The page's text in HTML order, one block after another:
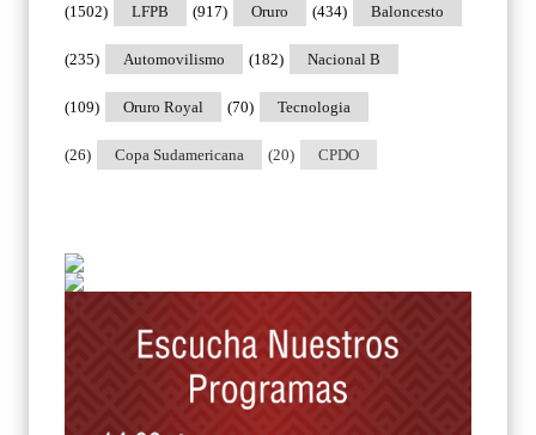
LFPB
(1502) Oruro
(917) Baloncesto
(434)
Automovilismo
(235) Nacional B
(182)
Oruro Royal
(109) Tecnologia
(70)
Copa Sudamericana
(26) CPDO
(20)